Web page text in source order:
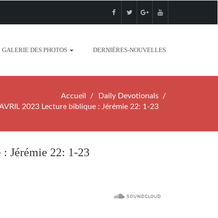
GALERIE DES PHOTOS DERNIÈRES-NOUVELLES
Accueil
Daily Devotionals
2023 Lecture biblique : Jérémie 22: 1-23
Jérémie 22: 1-23